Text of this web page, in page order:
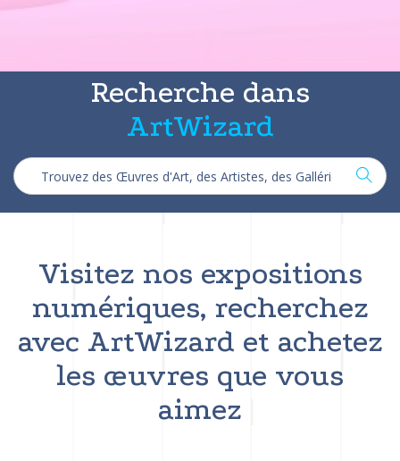
Recherche dans
ArtWizard
Visitez nos expositions
numériques, recherchez
avec ArtWizard et achetez
les œuvres que vous
aimez